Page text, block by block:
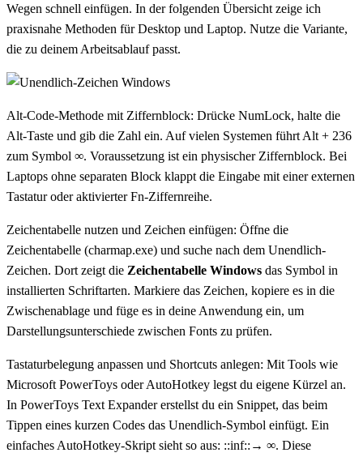
Wegen schnell einfügen. In der folgenden Übersicht zeige ich
praxisnahe Methoden für Desktop und Laptop. Nutze die Variante,
die zu deinem Arbeitsablauf passt.
Alt-Code-Methode mit Ziffernblock: Drücke NumLock, halte die
Alt-Taste und gib die Zahl ein. Auf vielen Systemen führt Alt + 236
zum Symbol ∞. Voraussetzung ist ein physischer Ziffernblock. Bei
Laptops ohne separaten Block klappt die Eingabe mit einer externen
Tastatur oder aktivierter Fn-Ziffernreihe.
Zeichentabelle nutzen und Zeichen einfügen: Öffne die
Zeichentabelle (charmap.exe) und suche nach dem Unendlich-
Zeichen. Dort zeigt die Zeichentabelle Windows das Symbol in
installierten Schriftarten. Markiere das Zeichen, kopiere es in die
Zwischenablage und füge es in deine Anwendung ein, um
Darstellungsunterschiede zwischen Fonts zu prüfen.
Tastaturbelegung anpassen und Shortcuts anlegen: Mit Tools wie
Microsoft PowerToys oder AutoHotkey legst du eigene Kürzel an.
In PowerToys Text Expander erstellst du ein Snippet, das beim
Tippen eines kurzen Codes das Unendlich-Symbol einfügt. Ein
einfaches AutoHotkey-Skript sieht so aus: ::inf::→ ∞. Diese